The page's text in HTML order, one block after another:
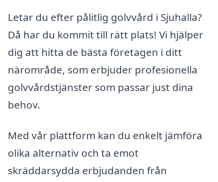
Letar du efter pålitlig golvvård i Sjuhalla?
Då har du kommit till rätt plats! Vi hjälper
dig att hitta de bästa företagen i ditt
närområde, som erbjuder profesionella
golvvårdstjänster som passar just dina
behov.
Med vår plattform kan du enkelt jämföra
olika alternativ och ta emot
skräddarsydda erbjudanden från